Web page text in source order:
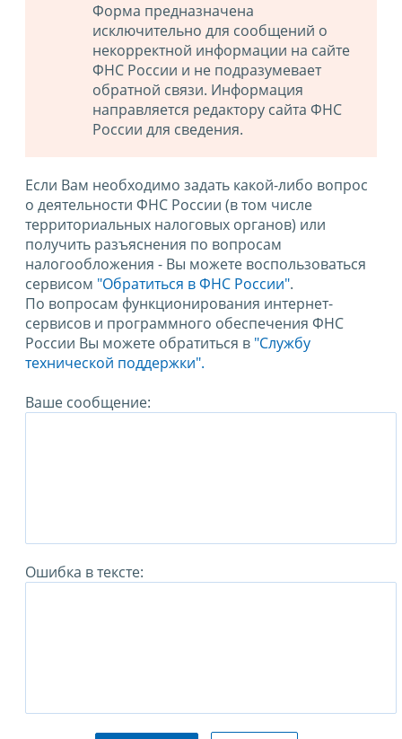
Форма предназначена
исключительно для сообщений о
некорректной информации на сайте
ФНС России и не подразумевает
обратной связи. Информация
направляется редактору сайта ФНС
России для сведения.
Если Вам необходимо задать какой-либо вопрос
о деятельности ФНС России (в том числе
территориальных налоговых органов) или
получить разъяснения по вопросам
налогообложения - Вы можете воспользоваться
сервисом "Обратиться в ФНС России".
По вопросам функционирования интернет-
сервисов и программного обеспечения ФНС
России Вы можете обратиться в "Службу
технической поддержки".
Ваше сообщение:
Ошибка в тексте: